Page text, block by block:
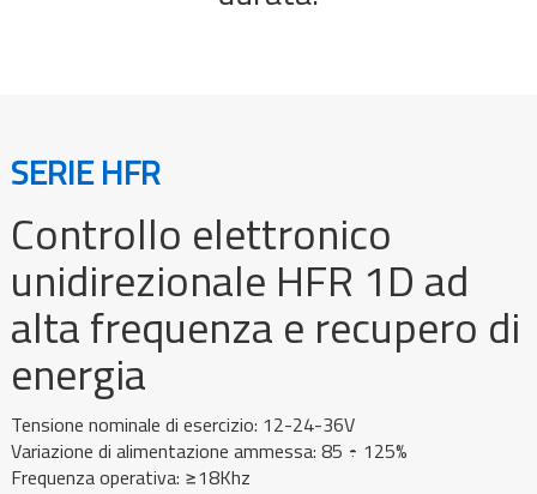
SERIE HFR
Controllo elettronico
unidirezionale HFR 1D ad
alta frequenza e recupero di
energia
Tensione nominale di esercizio: 12-24-36V
Variazione di alimentazione ammessa: 85 ÷ 125%
Frequenza operativa: ≥18Khz